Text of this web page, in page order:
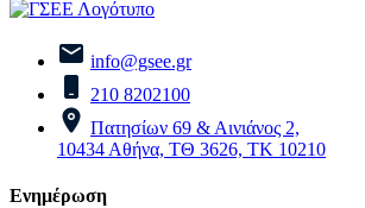
info@gsee.gr
210 8202100
Πατησίων 69 & Αινιάνος 2,
10434 Αθήνα, ΤΘ 3626, ΤΚ 10210
Ενημέρωση